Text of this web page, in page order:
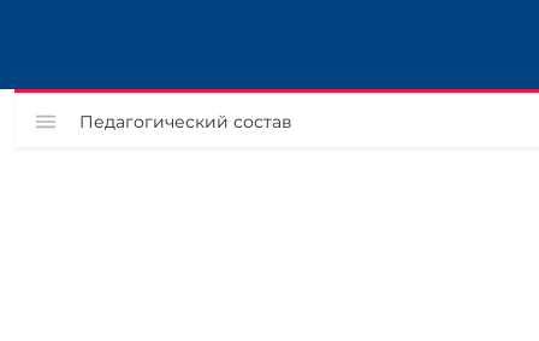
Педагогический состав